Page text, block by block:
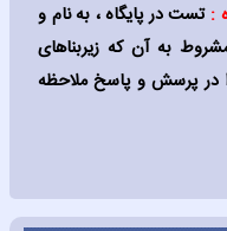
: تست در پایگاه ، به نام و
به آن که زیربناهای
در پرسش و پاسخ ملاحظه